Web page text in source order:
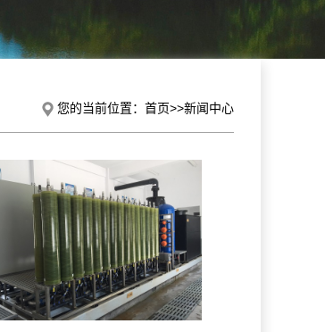
您的当前位置： 首页>>新闻中心